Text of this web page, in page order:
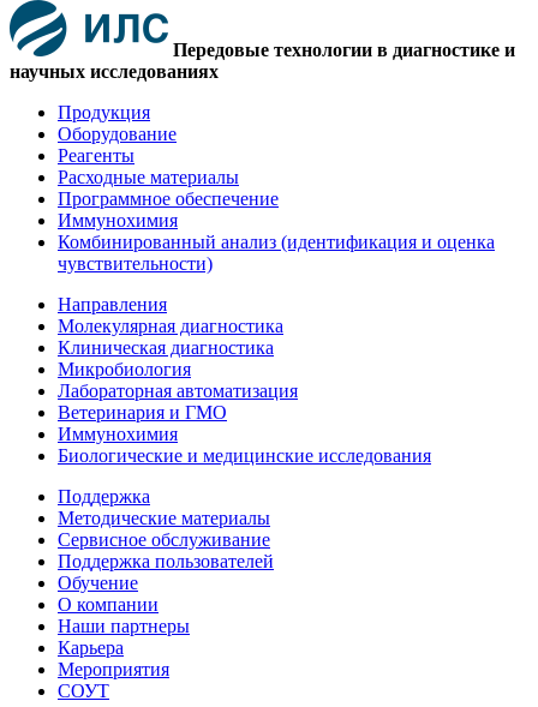
Передовые технологии в диагностике и
научных исследованиях
Продукция
Оборудование
Реагенты
Расходные материалы
Программное обеспечение
Иммунохимия
Комбинированный анализ (идентификация и оценка
чувствительности)
Направления
Молекулярная диагностика
Клиническая диагностика
Микробиология
Лабораторная автоматизация
Ветеринария и ГМО
Иммунохимия
Биологические и медицинские исследования
Поддержка
Методические материалы
Сервисное обслуживание
Поддержка пользователей
Обучение
О компании
Наши партнеры
Карьера
Мероприятия
СОУТ